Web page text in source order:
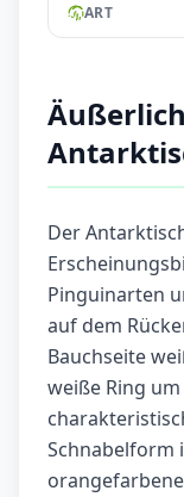
ART
Der
Pinguinarten
auf dem
Bauchseite
weiße Ring
Schnabelform